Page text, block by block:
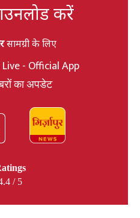
करें
सामग्री के लिए
- Official App
का अपडेट
/ 5